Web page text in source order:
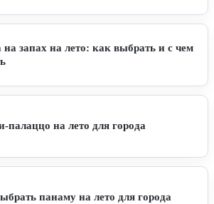
запах на лето: как выбрать и с чем
палаццо на лето для города
панаму на лето для города